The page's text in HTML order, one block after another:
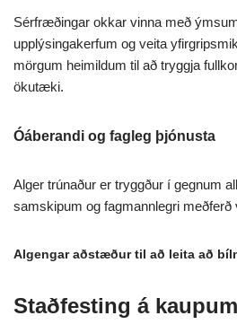
Sérfræðingar okkar vinna með
upplýsingakerfum og veita
mörgum heimildum til að tryggja
ökutæki.
Óáberandi og fagleg þjónusta
Alger trúnaður er tryggður í gegnum
samskipum og fagmannlegri
Algengar aðstæður til að leita að
Staðfesting á